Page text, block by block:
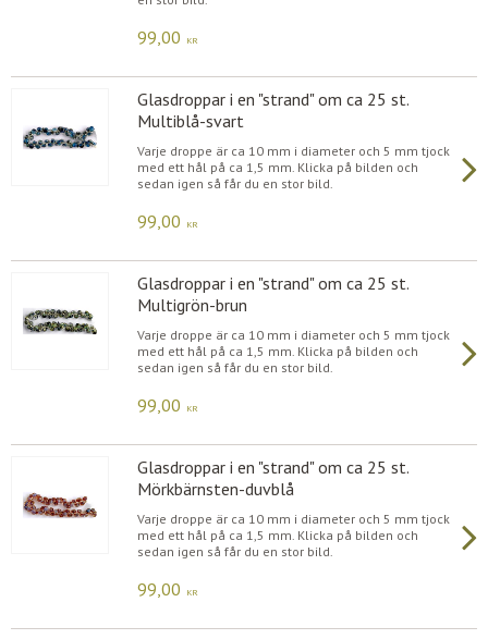
99,00 KR
Glasdroppar i en "strand" om ca 25 st.
Multiblå-svart
Varje droppe är ca 10 mm i diameter och 5 mm tjock
med ett hål på ca 1,5 mm. Klicka på bilden och
sedan igen så får du en stor bild.
99,00 KR
Glasdroppar i en "strand" om ca 25 st.
Multigrön-brun
Varje droppe är ca 10 mm i diameter och 5 mm tjock
med ett hål på ca 1,5 mm. Klicka på bilden och
sedan igen så får du en stor bild.
99,00 KR
Glasdroppar i en "strand" om ca 25 st.
Mörkbärnsten-duvblå
Varje droppe är ca 10 mm i diameter och 5 mm tjock
med ett hål på ca 1,5 mm. Klicka på bilden och
sedan igen så får du en stor bild.
99,00 KR